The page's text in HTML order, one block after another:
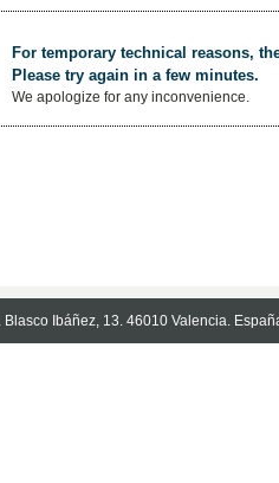
For temporary technical reasons,
Please try again in a few minutes.
We apologize for any inconvenience.
Ibáñez, 13. 46010 Valencia.